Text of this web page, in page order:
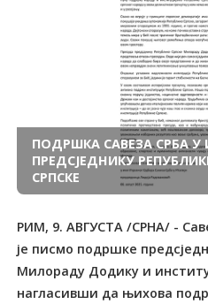
ПОДРШКА САВЕЗА СРБА У
ПРЕДСЈЕДНИКУ
СРПСКЕ
РИМ, 9. АВГУСТА /СРНА/ -
је писмо подршке
Милораду Додику и
нагласивши да њихова